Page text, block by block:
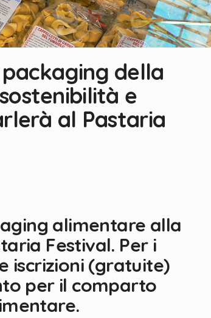
della
e
al Pastaria
alimentare alla
Festival. Per i
iscrizioni (gratuite)
per il comparto